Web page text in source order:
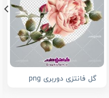
گل فانتزی دوربری png